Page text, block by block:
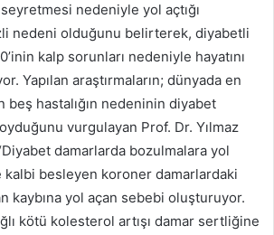
nedeniyle yol açtığı
nedeni olduğunu belirterek, diyabetli
kalp sorunları nedeniyle hayatını
Yapılan araştırmaların; dünyada en
beş hastalığın nedeninin diyabet
vurgulayan Prof. Dr. Yılmaz
damarlarda bozulmalara yol
kalbi besleyen koroner damarlardaki
kaybına yol açan sebebi oluşturuyor.
kötü kolesterol artışı damar sertliğine